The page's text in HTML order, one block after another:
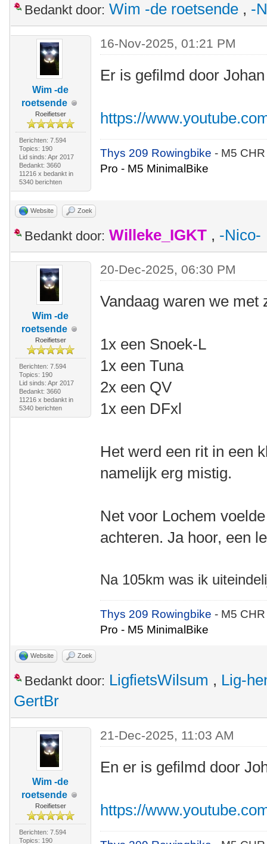
Bedankt door: Wim -de roetsende , -
Wim -de
roetsende
Roeifietser
Berichten: 7.594
Topics: 190
Lid sinds: Apr 2017
Bedankt: 3660
11216 x bedankt in
5340 berichten
16-Nov-2025, 01:21 PM
Er is gefilmd door
https://
Thys 209 Rowingbike- M5
Pro - M5 MinimalBike
Website Zoek
Bedankt door: Willeke_IGKT , -Nico-
Wim -de
roetsende
Roeifietser
Berichten: 7.594
Topics: 190
Lid sinds: Apr 2017
Bedankt: 3660
11216 x bedankt in
5340 berichten
20-Dec-2025, 06:30 PM
Vandaag waren we met
1x een Snoek-L
1x een Tuna
2x een QV
1x een DFxl
Het werd een rit in een
namelijk erg mistig.
Net voor Lochem
achteren. Ja hoor, een
Na 105km was ik
Thys 209 Rowingbike- M5
Pro - M5 MinimalBike
Website Zoek
Bedankt door: LigfietsWilsum , Lig-
GertBr
Wim -de
roetsende
Roeifietser
Berichten: 7.594
Topics: 190
21-Dec-2025, 11:03 AM
En er is gefilmd door
https://